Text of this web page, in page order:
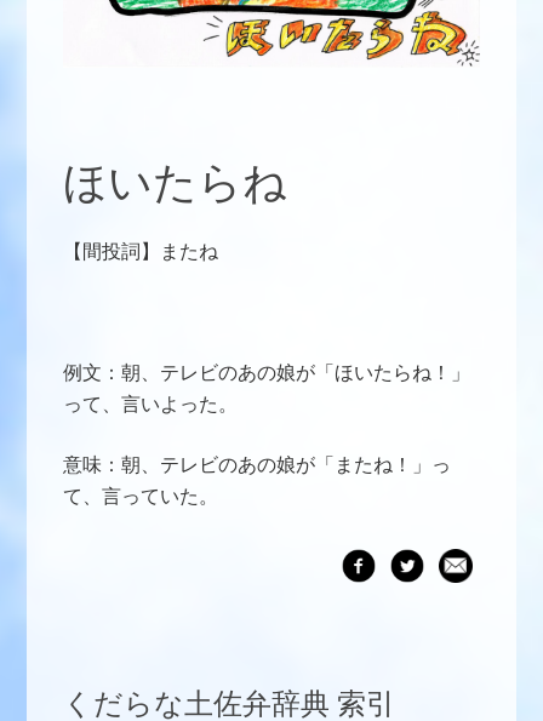
ほいたらね
【間投詞】またね
例文：朝、テレビのあの娘が「ほいたらね！」
って、言いよった。
意味：朝、テレビのあの娘が「またね！」っ
て、言っていた。
くだらな土佐弁辞典 索引